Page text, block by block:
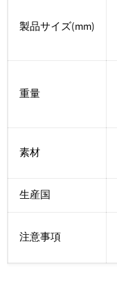
製品サイズ(mm)
重量
素材
生産国
注意事項